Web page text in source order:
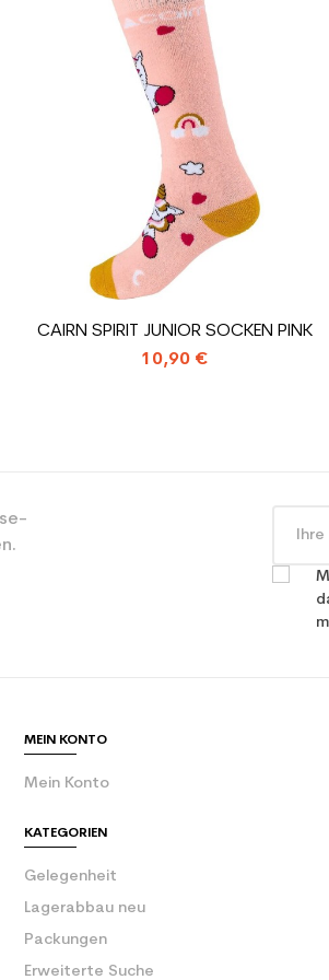
Weiß
1.31
Gebrauchte Skischuh junior
CAIRN SPIRIT JUNIOR SOCKEN PINK
10,90 €
MEIN KONTO
Mein Konto
KATEGORIEN
Gelegenheit
Lagerabbau neu
Packungen
Erweiterte Suche